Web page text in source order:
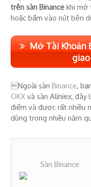
trên sàn Binance khi mở
hoặc bấm vào nút bên
Mở Tài Khoản
Ngoài sànBinance,
OKX và sànAliniex, đây
điểm và được rất nhiều
dùng trong nhiều năm
Sàn Binance